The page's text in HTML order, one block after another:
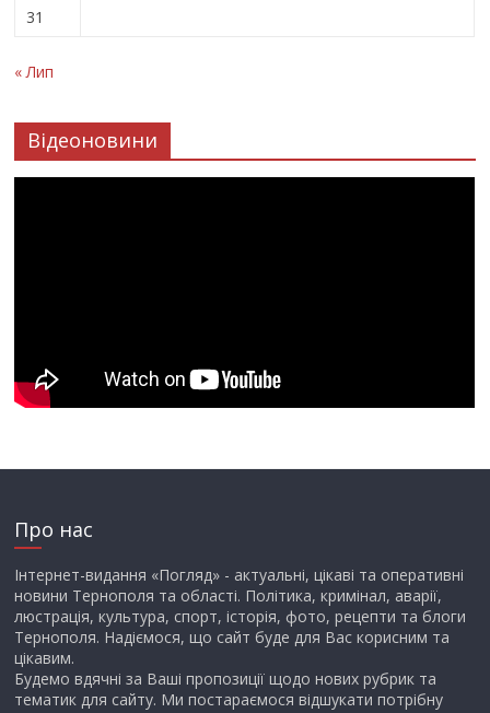
31
« Лип
Відеоновини
Про нас
Інтернет-видання «Погляд» - актуальні, цікаві та оперативні
новини Тернополя та області. Політика, кримінал, аварії,
люстрація, культура, спорт, історія, фото, рецепти та блоги
Тернополя. Надіємося, що сайт буде для Вас корисним та
цікавим.
Будемо вдячні за Ваші пропозиції щодо нових рубрик та
тематик для сайту. Ми постараємося відшукати потрібну